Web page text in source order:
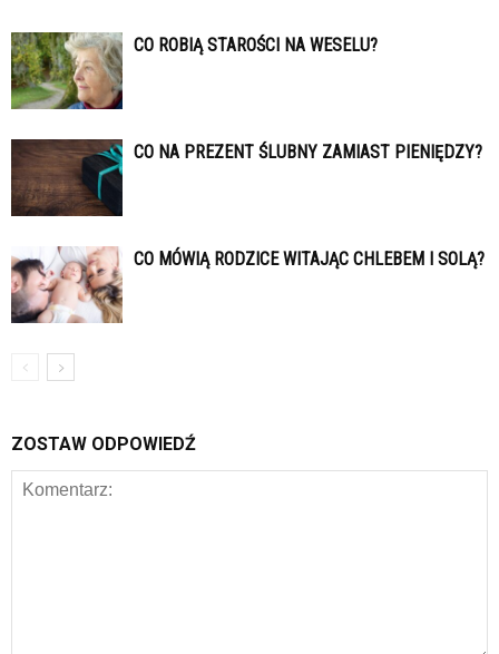
CO ROBIĄ STAROŚCI NA WESELU?
CO NA PREZENT ŚLUBNY ZAMIAST PIENIĘDZY?
CO MÓWIĄ RODZICE WITAJĄC CHLEBEM I SOLĄ?
ZOSTAW ODPOWIEDŹ